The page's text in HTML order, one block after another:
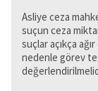
Asliye ceza
suçun ceza
suçlar açıkça
nedenle görev